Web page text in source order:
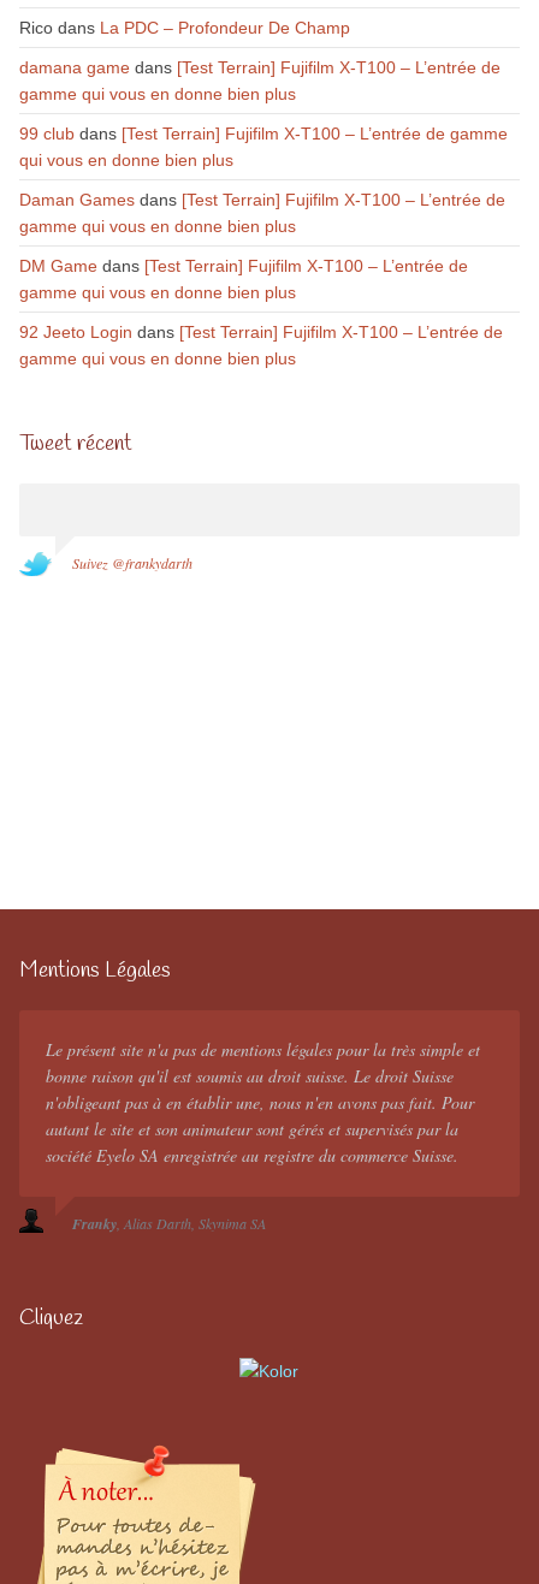
Ricodans La PDC – Profondeur De Champ
damana gamedans [Test Terrain] Fujifilm X-T100 – L’entrée de
gamme qui vous en donne bien plus
99 clubdans [Test Terrain] Fujifilm X-T100 – L’entrée de gamme
qui vous en donne bien plus
Daman Gamesdans [Test Terrain] Fujifilm X-T100 – L’entrée de
gamme qui vous en donne bien plus
DM Gamedans [Test Terrain] Fujifilm X-T100 – L’entrée de
gamme qui vous en donne bien plus
92 Jeeto Login dans [Test Terrain] Fujifilm X-T100 – L’entrée de
gamme qui vous en donne bien plus
Tweet récent
Suivez @frankydarth
Mentions Légales
Le présent site n'a pas de mentions légales pour la très simple et
bonne raison qu'il est soumis au droit suisse. Le droit Suisse
n'obligeant pas à en établir une, nous n'en avons pas fait. Pour
autant le site et son animateur sont gérés et supervisés par la
société Eyelo SA enregistrée au registre du commerce Suisse.
Franky Alias Darth Skynima SA
Cliquez